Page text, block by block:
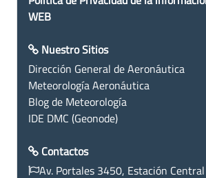
WEB
Nuestro Sitios
Dirección General de Aeronáutica
Meteorología Aeronáutica
Blog de Meteorología
IDE DMC (Geonode)
Contactos
Av. Portales 3450, Estación Central